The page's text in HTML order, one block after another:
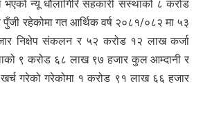
न्यू धौलागिरि सहकारी संस्थाको ८ करोड
रहेकोमा गत आर्थिक वर्ष २०८१/०८२ मा ५३
निक्षेप संकलन र ५२ करोड १२ लाख कर्जा
९ करोड ६८ लाख ९७ हजार कुल आम्दानी र
गरेको गरेकोमा १ करोड ९१ लाख ६६ हजार